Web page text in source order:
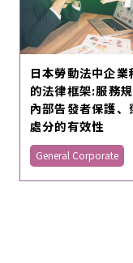
日本勞動法中企業
的法律框架:服務規
內部告發者保護、
處分的有效性
General Corporate